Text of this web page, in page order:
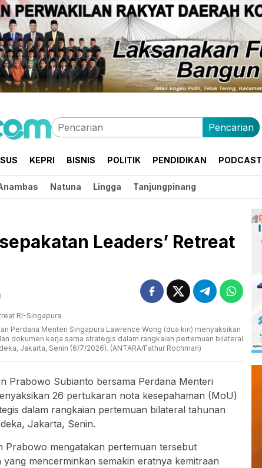
Pencarian
KEPRI BISNIS POLITIK PENDIDIKAN PODCAST
Natuna Lingga Tanjungpinang
Leaders’ Retreat
Perdana Menteri Singapura Lawrence Wong (dua kiri) menyaksikan
dokumen kerja sama strategis dalam rangkaian pertemuan bilateral
Jakarta, Senin (6/7/2026). (ANTARA/Fathur Rochman)
Prabowo Subianto bersama Perdana Menteri
26 pertukaran nota kesepahaman (MoU)
dalam rangkaian pertemuan bilateral tahunan
Jakarta, Senin.
Prabowo mengatakan pertemuan tersebut
mencerminkan semakin eratnya kemitraan